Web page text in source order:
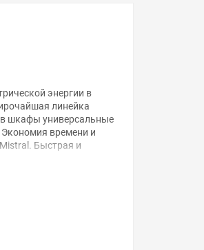
энергии в
линейка
в шкафы универсальные
времени и
Быстрая и